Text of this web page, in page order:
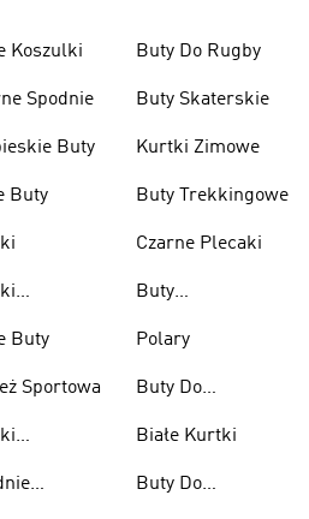
Koszulki
Spodnie
Buty
Buty
Buty
Sportowa
Buty Do Rugby
Buty Skaterskie
Kurtki Zimowe
Buty Trekkingowe
Czarne Plecaki
Buty
Polary
Buty Do
Ciężarów
Białe Kurtki
Buty Do